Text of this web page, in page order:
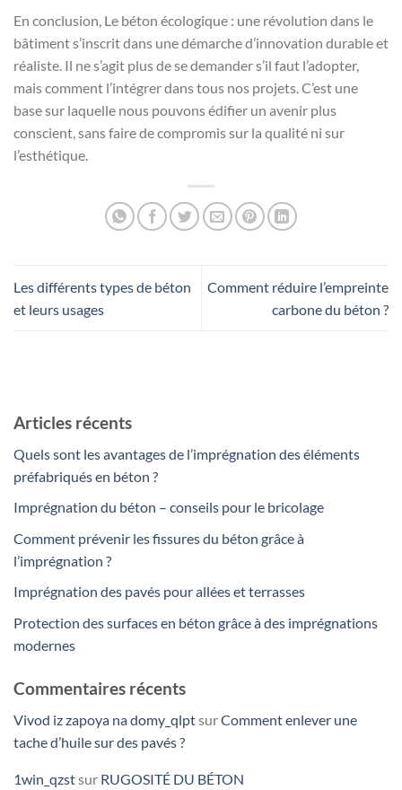
En conclusion, Le béton écologique : une révolution dans le
bâtiment s’inscrit dans une démarche d’innovation durable et
réaliste. Il ne s’agit plus de se demander s’il faut l’adopter,
mais comment l’intégrer dans tous nos projets. C’est une
base sur laquelle nous pouvons édifier un avenir plus
conscient, sans faire de compromis sur la qualité ni sur
l’esthétique.
Les différents types de béton
et leurs usages
Comment réduire l’empreinte
carbone du béton ?
Articles récents
Quels sont les avantages de l’imprégnation des éléments
préfabriqués en béton ?
Imprégnation du béton – conseils pour le bricolage
Comment prévenir les fissures du béton grâce à
l’imprégnation ?
Imprégnation des pavés pour allées et terrasses
Protection des surfaces en béton grâce à des imprégnations
modernes
Commentaires récents
Vivod iz zapoya na domy_qlptsurComment enlever une
tache d’huile sur des pavés ?
1win_qzstsur RUGOSITÉ DU BÉTON